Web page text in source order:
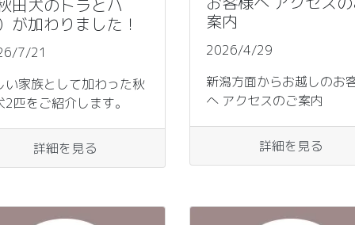
田犬のトラとハ
が加わりました！
7/21
い家族として加わった秋
2匹をご紹介します。
詳細を見る
案内
2026/4/29
新潟方面からお越しのお
へ アクセスのご案内
詳細を見る